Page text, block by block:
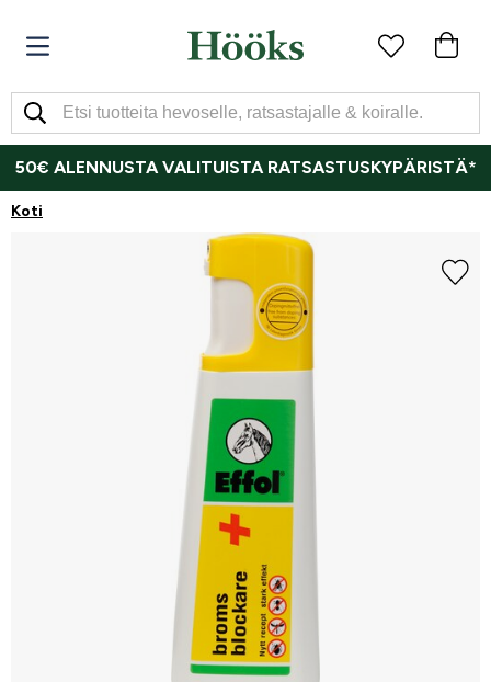
50€ ALENNUSTA VALITUISTA RATSASTUSKYPÄRISTÄ*
Koti